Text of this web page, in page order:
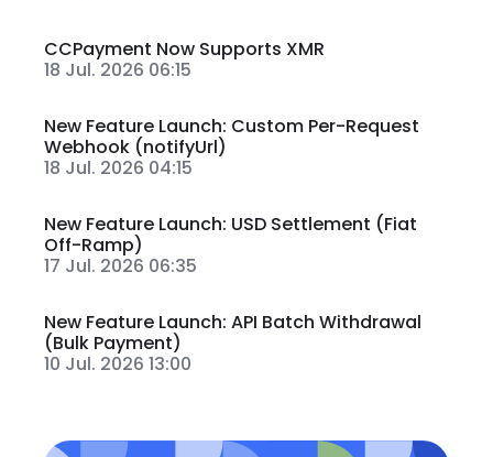
CCPayment Now Supports XMR
18 Jul. 2026 06:15
New Feature Launch: Custom Per-Request
Webhook (notifyUrl)
18 Jul. 2026 04:15
New Feature Launch: USD Settlement (Fiat
Off-Ramp)
17 Jul. 2026 06:35
New Feature Launch: API Batch Withdrawal
(Bulk Payment)
10 Jul. 2026 13:00